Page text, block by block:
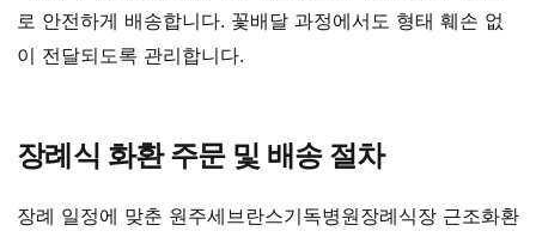
로 안전하게 배송합니다. 꽃배달 과정에서도 형태 훼손 없
이 전달되도록 관리합니다.
장례식 화환 주문 및 배송 절차
장례 일정에 맞춘 원주세브란스기독병원장례식장 근조화환